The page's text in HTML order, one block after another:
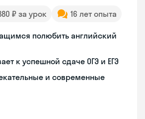
₽ за урок 16 лет опыта
полюбить английский
к успешной сдаче ОГЭ и ЕГЭ
и современные